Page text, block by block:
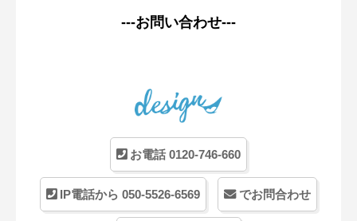
---お問い合わせ---
お電話 0120-746-660
IP電話から 050-5526-6569 でお問合わせ